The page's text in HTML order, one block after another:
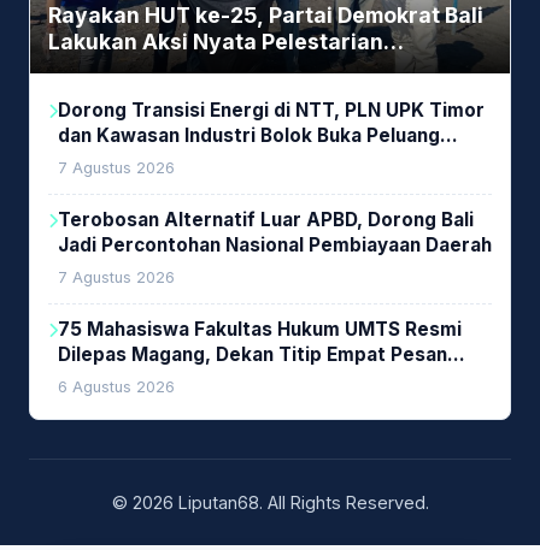
Rayakan HUT ke-25, Partai Demokrat Bali
Lakukan Aksi Nyata Pelestarian
Lingkungan
Dorong Transisi Energi di NTT, PLN UPK Timor
dan Kawasan Industri Bolok Buka Peluang
Investasi Woodchip untuk Cofiring PLTU Bolok
7 Agustus 2026
Terobosan Alternatif Luar APBD, Dorong Bali
Jadi Percontohan Nasional Pembiayaan Daerah
7 Agustus 2026
75 Mahasiswa Fakultas Hukum UMTS Resmi
Dilepas Magang, Dekan Titip Empat Pesan
Penting
6 Agustus 2026
© 2026 Liputan68. All Rights Reserved.